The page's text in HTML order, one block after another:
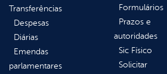
Transferências
Despesas
Diárias
Emendas
parlamentares
Formulários
Prazos e
autoridades
Sic Físico
Solicitar